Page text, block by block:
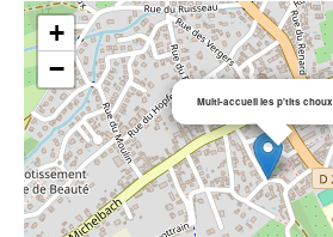
Multi-accueil les p'tits choux
+
−